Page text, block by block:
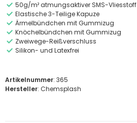
50g/m² atmungsaktiver SMS-Vliesstoff
Elastische 3-Teilige Kapuze
Ärmelbündchen mit Gummizug
Knöchelbündchen mit Gummizug
Zweiwege-Reißverschluss
Silikon- und Latexfrei
Artikelnummer: 365
Hersteller: Chemsplash